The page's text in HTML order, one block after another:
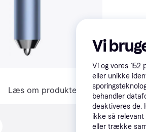
Læs om produktet Specifikationer
Vi
Vi og vores 152
eller unikke
behandler
deaktiveres de.
ikke så
eller trække